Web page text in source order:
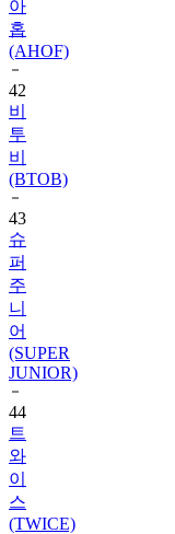
(AHOF)
42
비
투
비
(BTOB)
43
슈
퍼
주
니
어
(SUPER
JUNIOR)
44
트
와
이
스
(TWICE)
45